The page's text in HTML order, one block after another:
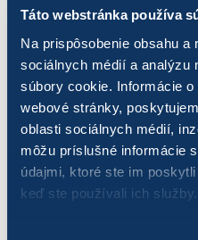
Táto webstránka používa
Na prispôsobenie obsahu
sociálnych médií a analýzu
súbory cookie. Informácie
webové stránky,
oblasti sociálnych médií,
môžu príslušné informácie
údajmi, ktoré ste im
keď ste používali ich služby.
Zobraziť výsledkov
Názov
Aron
Bike Tyson